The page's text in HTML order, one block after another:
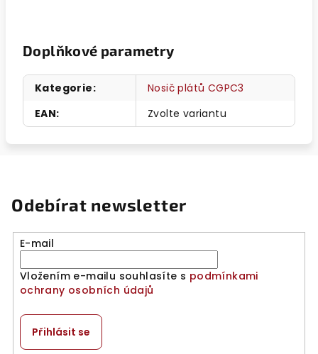
Doplňkové parametry
Kategorie:
Nosič plátů CGPC3
EAN: Zvolte variantu
Odebírat newsletter
E-mail
Vložením e-mailu souhlasíte s podmínkami
ochrany osobních údajů
Přihlásit se